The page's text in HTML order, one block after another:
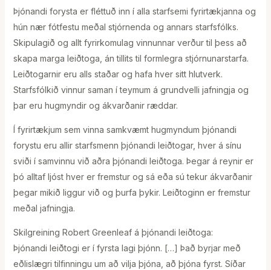
Þjónandi forysta er fléttuð inn í alla starfsemi fyrirtækjanna og
hún nær fótfestu meðal stjórnenda og annars starfsfólks.
Skipulagið og allt fyrirkomulag vinnunnar verður til þess að
skapa marga leiðtoga, án tillits til formlegra stjórnunarstarfa.
Leiðtogarnir eru alls staðar og hafa hver sitt hlutverk.
Starfsfólkið vinnur saman í teymum á grundvelli jafningja og
þar eru hugmyndir og ákvarðanir ræddar.
Í fyrirtækjum sem vinna samkvæmt hugmyndum þjónandi
forystu eru allir starfsmenn þjónandi leiðtogar, hver á sínu
sviði í samvinnu við aðra þjónandi leiðtoga. Þegar á reynir er
þó alltaf ljóst hver er fremstur og sá eða sú tekur ákvarðanir
þegar mikið liggur við og þurfa þykir. Leiðtoginn er fremstur
meðal jafningja.
Skilgreining Robert Greenleaf á þjónandi leiðtoga:
Þjónandi leiðtogi er í fyrsta lagi þjónn. […] Það byrjar með
eðlislægri tilfinningu um að vilja þjóna, að þjóna fyrst. Síðar